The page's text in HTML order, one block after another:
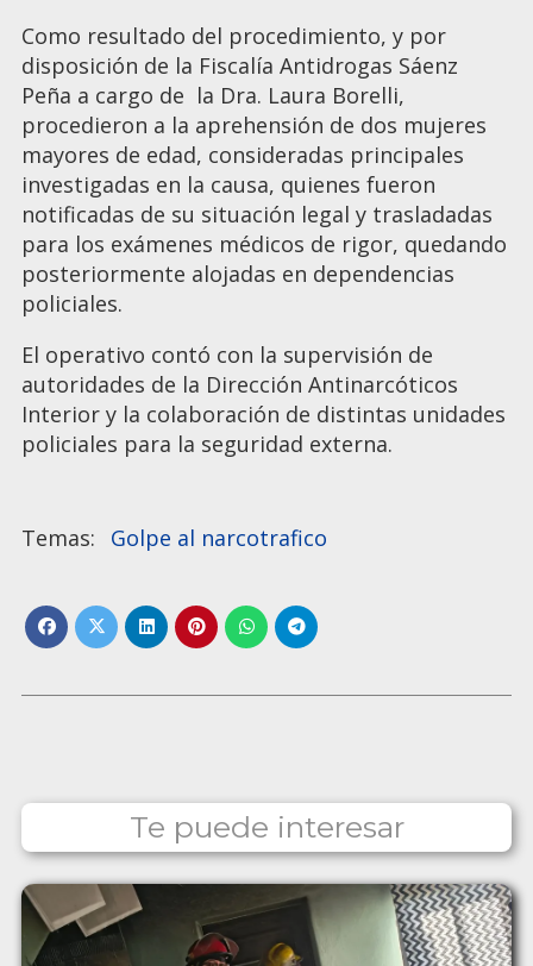
Como resultado del procedimiento, y por
disposición de la Fiscalía Antidrogas Sáenz
Peña a cargo de la Dra. Laura Borelli,
procedieron a la aprehensión de dos mujeres
mayores de edad, consideradas principales
investigadas en la causa, quienes fueron
notificadas de su situación legal y trasladadas
para los exámenes médicos de rigor, quedando
posteriormente alojadas en dependencias
policiales.
El operativo contó con la supervisión de
autoridades de la Dirección Antinarcóticos
Interior y la colaboración de distintas unidades
policiales para la seguridad externa.
Golpe al narcotrafico
Te puede interesar